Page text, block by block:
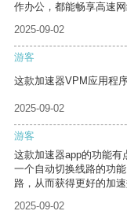
作办公，都能畅享高速
2025-09-02
游客
这款加速器VPM应用程
2025-09-02
游客
这款加速器app的功能有
一个自动切换线路的功
路，从而获得更好的加速
2025-09-02